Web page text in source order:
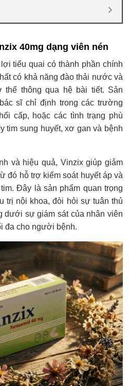
40mg dạng viên nén
tiểu quai có thành phần chính
có khả năng đào thải nước và
thông qua hệ bài tiết. Sản
sĩ chỉ định trong các trường
cấp, hoặc các tình trạng phù
tim sung huyết, xơ gan và bệnh
và hiệu quả, Vinzix giúp giảm
đó hỗ trợ kiểm soát huyết áp và
Đây là sản phẩm quan trọng
trị nội khoa, đòi hỏi sự tuân thủ
dưới sự giám sát của nhân viên
đa cho người bệnh.